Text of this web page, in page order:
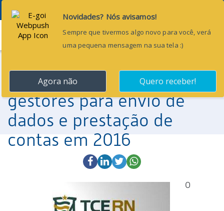
Menu
1 de abril de 2016
prorroga prazo de
gestores para envio de
dados e prestação de
contas em 2016
O